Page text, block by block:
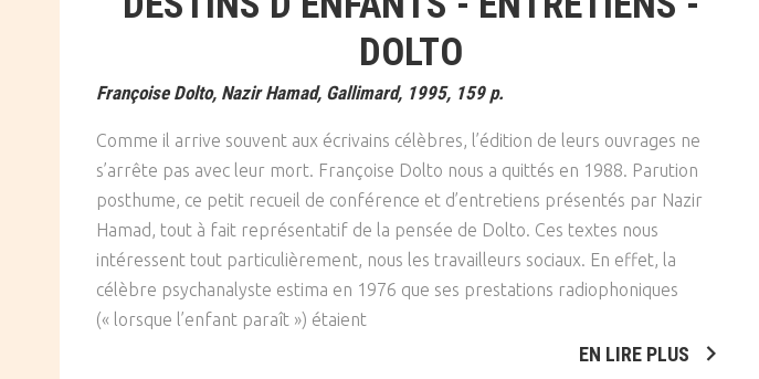
Délinquance
Banlieue
Psychanalyse
Psychologie
Sexualité
Sociologie
Droit
Justice
Politique
Religion
Scolarité
DOLTO
Françoise Dolto, Nazir Hamad, Gallimard, 1995, 159 p.
Comme il arrive souvent aux écrivains célèbres, l’édition de leurs ouvrages ne
s’arrête pas avec leur mort. Françoise Dolto nous a quittés en 1988. Parution
posthume, ce petit recueil de conférence et d’entretiens présentés par Nazir
Hamad, tout à fait représentatif de la pensée de Dolto. Ces textes nous
intéressent tout particulièrement, nous les travailleurs sociaux. En effet, la
célèbre psychanalyste estima en 1976 que ses prestations radiophoniques
(« lorsque l’enfant paraît ») étaient
EN LIRE PLUS